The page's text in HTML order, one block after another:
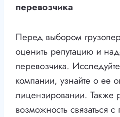
перевозчика
Перед выбором
оценить репутацию и
перевозчика.
компании, узнайте о ее
лицензировании. Также
возможность связаться